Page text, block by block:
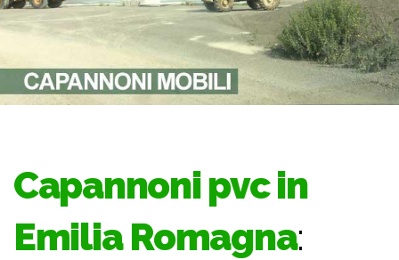
Capannoni pvc in
Emilia Romagna: